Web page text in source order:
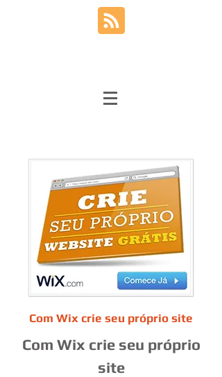
Com Wix crie seu próprio
site
Com Wix crie seu próprio site